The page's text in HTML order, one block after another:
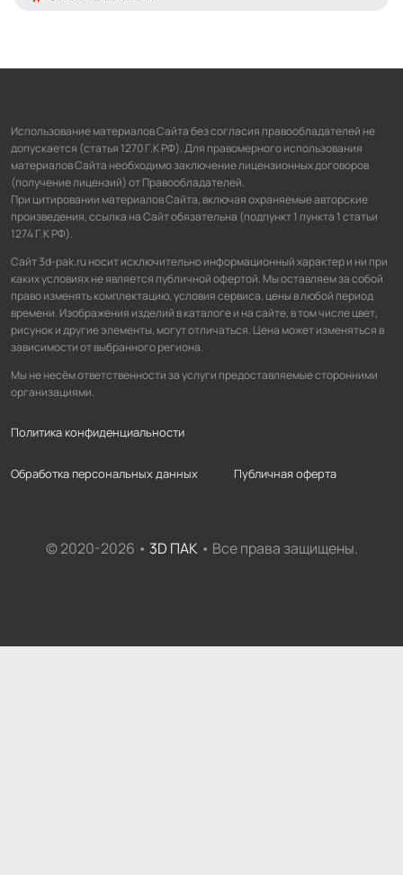
Использование материалов Сайта без согласия правообладателей не
допускается (статья 1270 Г.К РФ). Для правомерного использования
материалов Сайта необходимо заключение лицензионных договоров
(получение лицензий) от Правообладателей.
При цитировании материалов Сайта, включая охраняемые авторские
произведения, ссылка на Сайт обязательна (подпункт 1 пункта 1 статьи
1274 Г.К РФ).
Сайт 3d-pak.ru носит исключительно информационный характер и ни при
каких условиях не является публичной офертой. Мы оставляем за собой
право изменять комплектацию, условия сервиса, цены в любой период
времени. Изображения изделий в каталоге и на сайте, в том числе цвет,
рисунок и другие элементы, могут отличаться. Цена может изменяться в
зависимости от выбранного региона.
Мы не несём ответственности за услуги предоставляемые сторонними
организациями.
Политика конфиденциальности
Обработка персональных данных Публичная оферта
© 2020-2026 • 3D ПАК• Все права защищены.